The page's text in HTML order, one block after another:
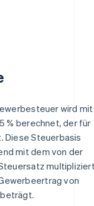
wird mit
% berechnet, der für
Diese Steuerbasis
mit dem von der
von